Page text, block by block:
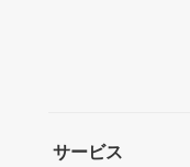
サービス